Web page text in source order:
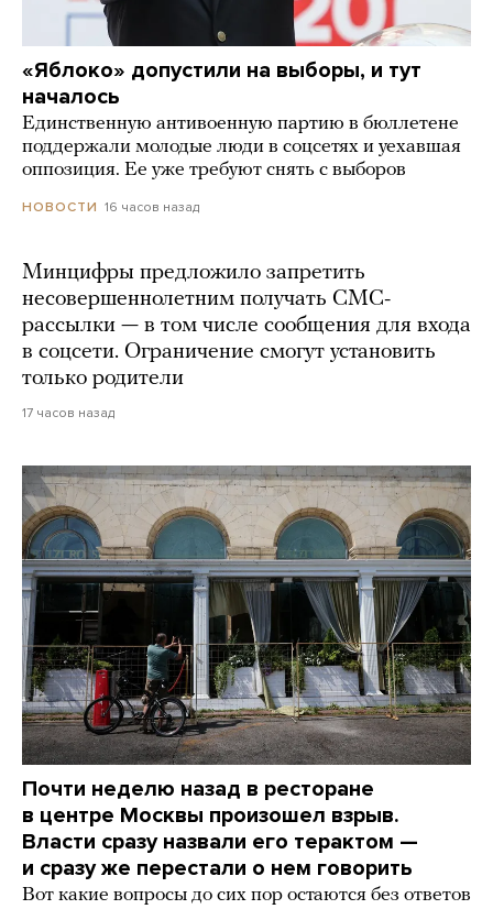
«Яблоко» допустили на выборы, и тут
началось
Единственную антивоенную партию в бюллетене
поддержали молодые люди в соцсетях и уехавшая
оппозиция. Ее уже требуют снять с выборов
НОВОСТИ 16 часов назад
Минцифры предложило запретить
несовершеннолетним получать СМС-
рассылки — в том числе сообщения для входа
в соцсети. Ограничение смогут установить
только родители
17 часов назад
Почти неделю назад в ресторане
в центре Москвы произошел взрыв.
Власти сразу назвали его терактом —
и сразу же перестали о нем говорить
Вот какие вопросы до сих пор остаются без ответов